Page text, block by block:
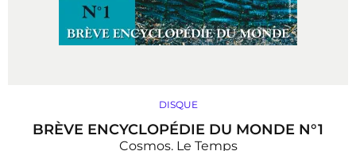
DISQUE
BRÈVE ENCYCLOPÉDIE DU MONDE N°1
Cosmos. Le Temps